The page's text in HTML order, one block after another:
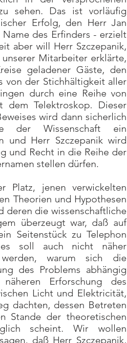
sehen. Das ist vorläufig
Erfolg, den Herr Jan
des Erfinders - erzielt
aber will Herr Szczepanik,
Mitarbeiter erklärte,
geladener Gäste, den
von der Stichhältigkeit aller
durch eine Reihe von
dem Telektroskop. Dieser
wird dann sicherlich
der Wissenschaft ein
und Herr Szczepanik wird
und Recht in die Reihe der
stellen dürfen.
jenen verwickelten
Theorien und Hypothesen
deren die wissenschaftliche
überzeugt war, daß auf
Seitenstück zu Telephon
soll auch nicht näher
werden, warum sich die
des Problems abhängig
Erforschung des
Licht und Elektricität,
dachten, dessen Betreten
Stande der theoretischen
scheint. Wir wollen
daß Herr Szczepanik,